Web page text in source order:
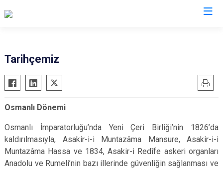
Tarihçemiz
Osmanlı Dönemi
Osmanlı İmparatorluğu’nda Yeni Çeri Birliği’nin 1826’da
kaldırılmasıyla, Asakir-i-i Muntazâma Mansure, Asakir-i-i
Muntazâma Hassa ve 1834, Asakir-i Redîfe askeri organları
Anadolu ve Rumeli’nin bazı illerinde güvenliğin sağlanması ve